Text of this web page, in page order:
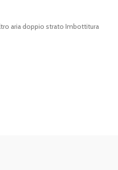
aria doppio strato Imbottitura